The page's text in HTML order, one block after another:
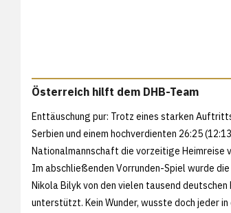
Österreich hilft dem DHB-Team
Enttäuschung pur: Trotz eines starken
Serbien und einem hochverdienten 26:25
Nationalmannschaft die vorzeitige Heimreise
Im abschließenden Vorrunden-Spiel wurde
Nikola Bilyk von den vielen tausend
unterstützt. Kein Wunder, wusste doch jeder